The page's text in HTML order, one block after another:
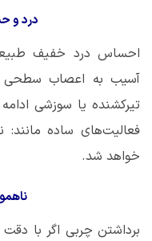
درد و
احساس درد خفیف
آسیب به اعصاب سطحی
تیرکشنده یا سوزشی
فعالیت‌های ساده
خواهد شد.
برداشتن چربی اگر با